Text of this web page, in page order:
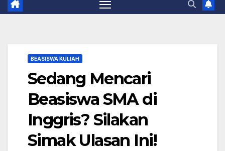
BEASISWA KULIAH
Sedang Mencari
Beasiswa SMA di
Inggris? Silakan
Simak Ulasan Ini!